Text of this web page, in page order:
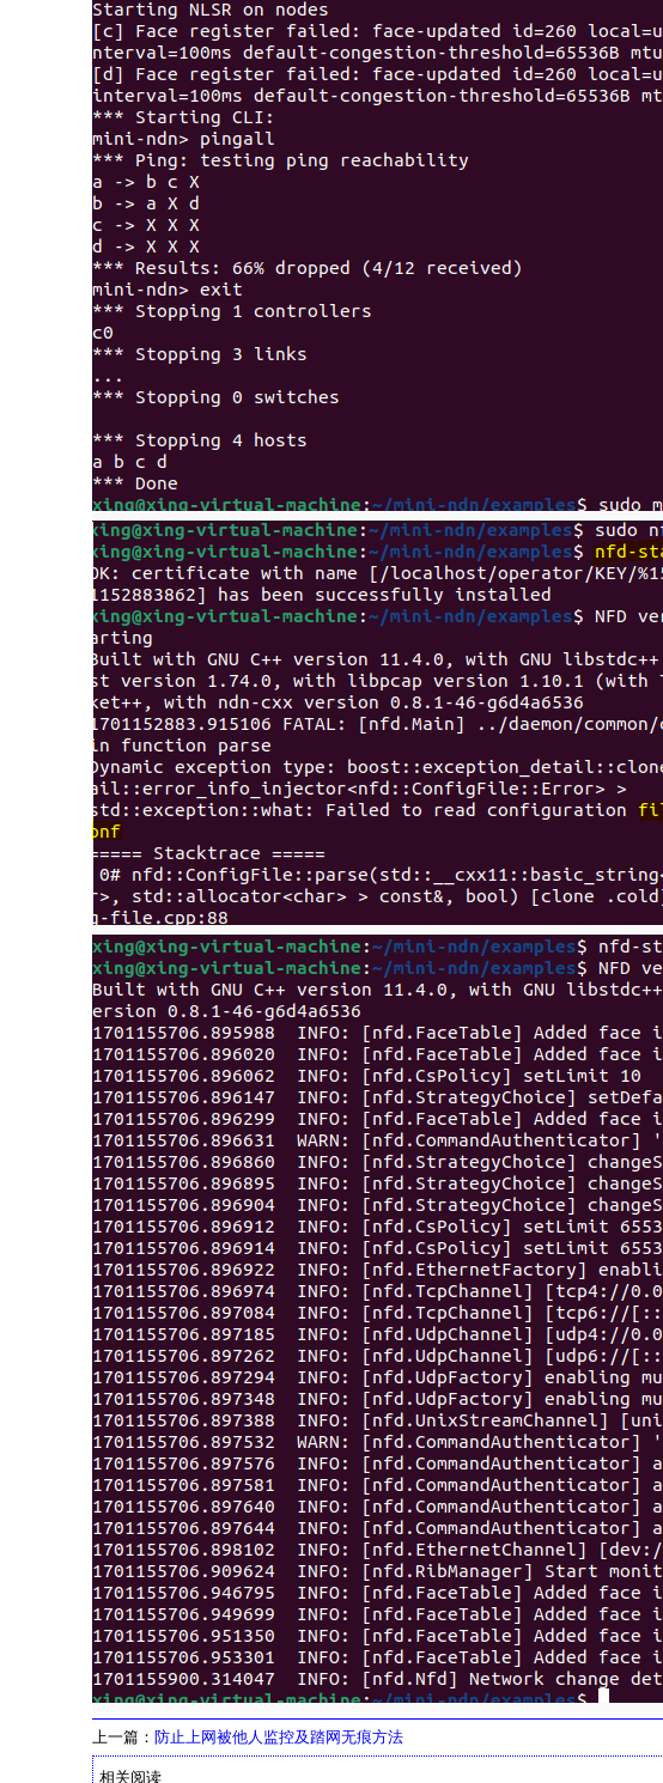
上一篇： 防止上网被他人监控及踏网无痕方法
相关阅读